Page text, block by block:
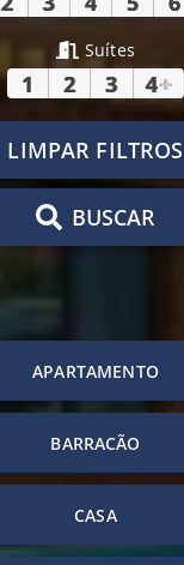
Suítes
1 2 3 4+
LIMPAR FILTROS
BUSCAR
APARTAMENTO
BARRACÃO
CASA